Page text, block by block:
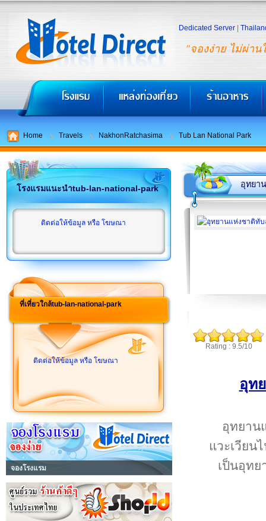
"จองง่าย ไม่ผ่าน
Dedicated Server
Home Travels NakhonRatchasima Tub Lan National Park
โรงแรมแนะนำtub-lan-national-park
ติดต่อให้ข้อมูล หรือ โฆษณา
ที่เที่ยวใกล้tub-lan-national-park
ติดต่อให้ข้อมูล หรือ โฆษณา
จองโรงแรม
อุทยา
Rating : 9.5/10
อุท
อุทยาน
แวะเวียน
เป็นอุท